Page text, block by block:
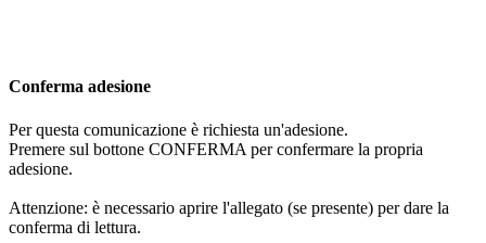
Conferma adesione
Per questa comunicazione è richiesta un'adesione.
Premere sul bottone CONFERMA per confermare la propria
adesione.
Attenzione: è necessario aprire l'allegato (se presente) per dare la
conferma di lettura.